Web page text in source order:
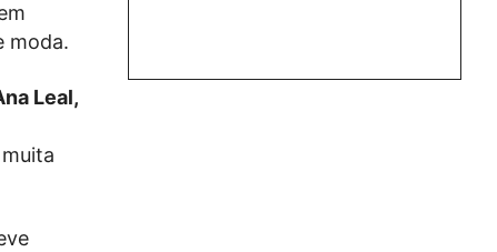
moda.
Leal,